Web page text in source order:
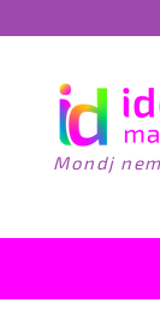
Mondj